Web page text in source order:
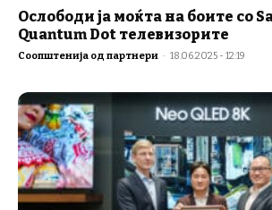
Ослободи ја моќта на боите со
Quantum Dot телевизорите
Соопштенија од партнери - 18.06.2025 - 12:19